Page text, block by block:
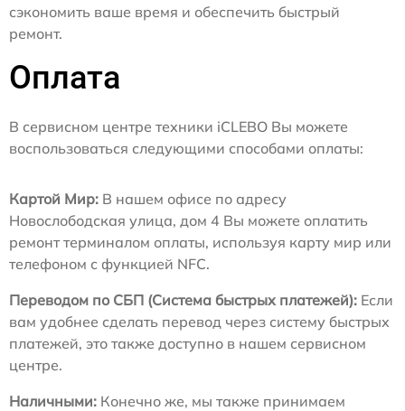
сэкономить ваше время и обеспечить быстрый
ремонт.
Оплата
В сервисном центре техники iCLEBO Вы можете
воспользоваться следующими способами оплаты:
Картой Мир: В нашем офисе по адресу
Новослободская улица, дом 4 Вы можете оплатить
ремонт терминалом оплаты, используя карту мир или
телефоном с функцией NFC.
Переводом по СБП (Система быстрых платежей): Если
вам удобнее сделать перевод через систему быстрых
платежей, это также доступно в нашем сервисном
центре.
Наличными: Конечно же, мы также принимаем